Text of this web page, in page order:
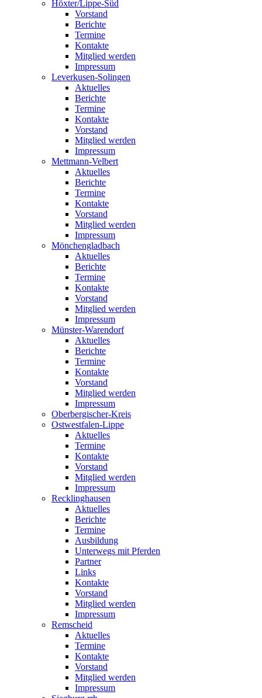
Höxter/Lippe-Süd
Vorstand
Berichte
Termine
Kontakte
Mitglied werden
Impressum
Leverkusen-Solingen
Aktuelles
Berichte
Termine
Kontakte
Vorstand
Mitglied werden
Impressum
Mettmann-Velbert
Aktuelles
Berichte
Termine
Kontakte
Vorstand
Mitglied werden
Impressum
Mönchengladbach
Aktuelles
Berichte
Termine
Kontakte
Vorstand
Mitglied werden
Impressum
Münster-Warendorf
Aktuelles
Berichte
Termine
Kontakte
Vorstand
Mitglied werden
Impressum
Oberbergischer-Kreis
Ostwestfalen-Lippe
Aktuelles
Termine
Kontakte
Vorstand
Mitglied werden
Impressum
Recklinghausen
Aktuelles
Berichte
Termine
Ausbildung
Unterwegs mit Pferden
Partner
Links
Kontakte
Vorstand
Mitglied werden
Impressum
Remscheid
Aktuelles
Termine
Kontakte
Vorstand
Mitglied werden
Impressum